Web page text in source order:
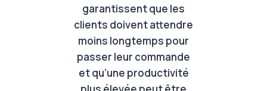
garantissent que les
clients doivent attendre
moins longtemps pour
passer leur commande
et qu’une productivité